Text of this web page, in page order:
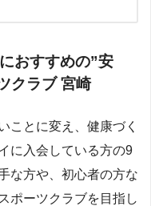
おすすめの”安
クラブ 宮崎
ことに変え、健康づく
に入会している方の9
な方や、初心者の方な
ポーツクラブを目指し